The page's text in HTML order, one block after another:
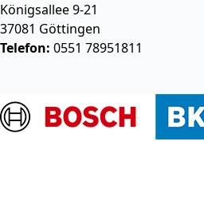
Königsallee 9-21
37081 Göttingen
Telefon: 0551 78951811